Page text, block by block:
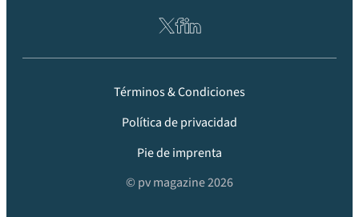
Términos & Condiciones
Política de privacidad
Pie de imprenta
© pv magazine 2026